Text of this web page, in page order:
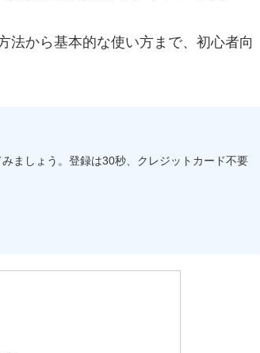
法から基本的な使い方まで、初心者向
ましょう。登録は30秒、クレジットカード不要